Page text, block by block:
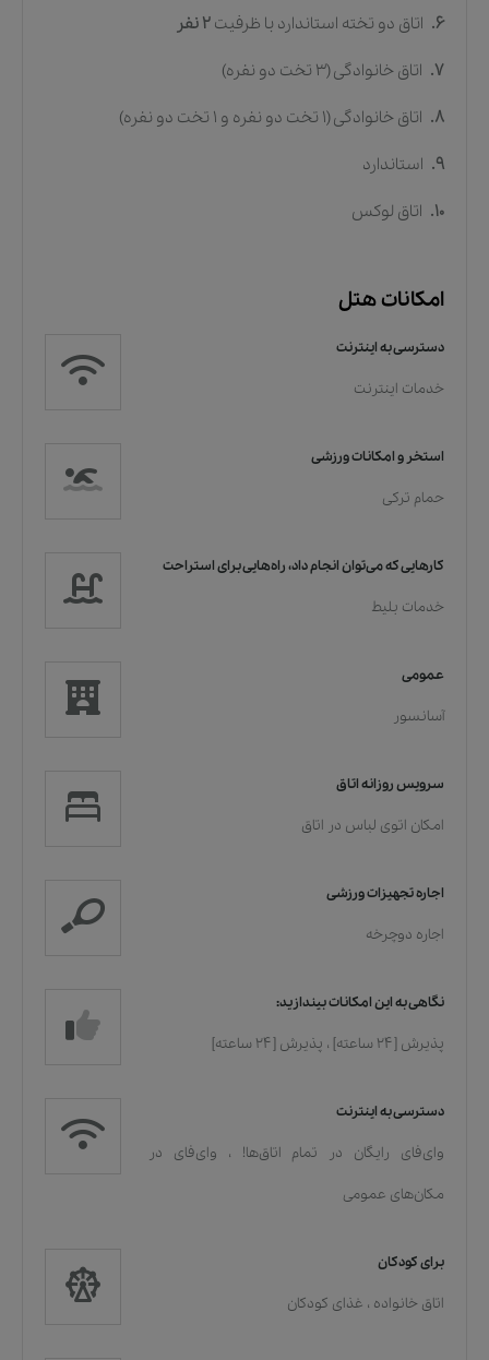
6. اتاق دو تخته استاندارد با ظرفیت 2 نفر
7. اتاق خانوادگی (3 تخت دو نفره)
8. اتاق خانوادگی (1 تخت دو نفره و 1 تخت دو نفره)
9. استاندارد
10. اتاق لوکس
امکانات هتل
دسترسی به اینترنت
خدمات اینترنت
استخر و امکانات ورزشی
حمام ترکی
کارهایی که می‌توان انجام داد، راه‌هایی برای استراحت
خدمات بلیط
عمومی
آسانسور
سرویس روزانه اتاق
امکان اتوی لباس در اتاق
اجاره تجهیزات ورزشی
اجاره دوچرخه
نگاهی به این امکانات بیندازید:
پذیرش [۲۴ ساعته] ، پذیرش [۲۴ ساعته]
دسترسی به اینترنت
وای‌فای رایگان در تمام اتاق‌ها! ،
وای‌فای در
مکان‌های عمومی
برای کودکان
اتاق خانواده ، غذای کودکان